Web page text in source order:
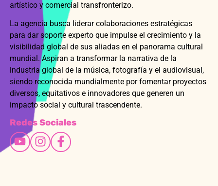
artístico y comercial transfronterizo.
La agencia busca liderar colaboraciones estratégicas
para dar soporte experto que impulse el crecimiento y la
visibilidad global de sus aliadas en el panorama cultural
mundial. Aspiran a transformar la narrativa de la
industria global de la música, fotografía y el audiovisual,
siendo reconocida mundialmente por fomentar proyectos
diversos, equitativos e innovadores que generen un
impacto social y cultural trascendente.
Redes Sociales